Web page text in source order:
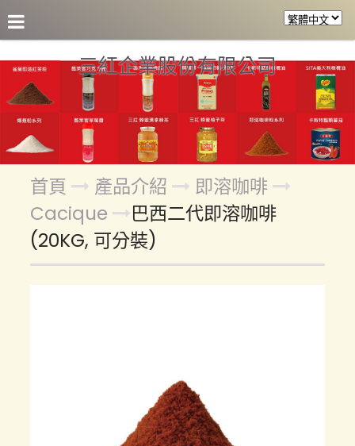
三紅企業股份有限公司
首頁 產品介紹
即溶咖啡
Cacique
巴西二代即溶咖啡
(20KG, 可分裝)